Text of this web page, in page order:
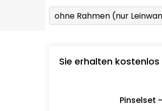
ohne Rahmen (nur
Sie erhalten kostenlos
Pinselset